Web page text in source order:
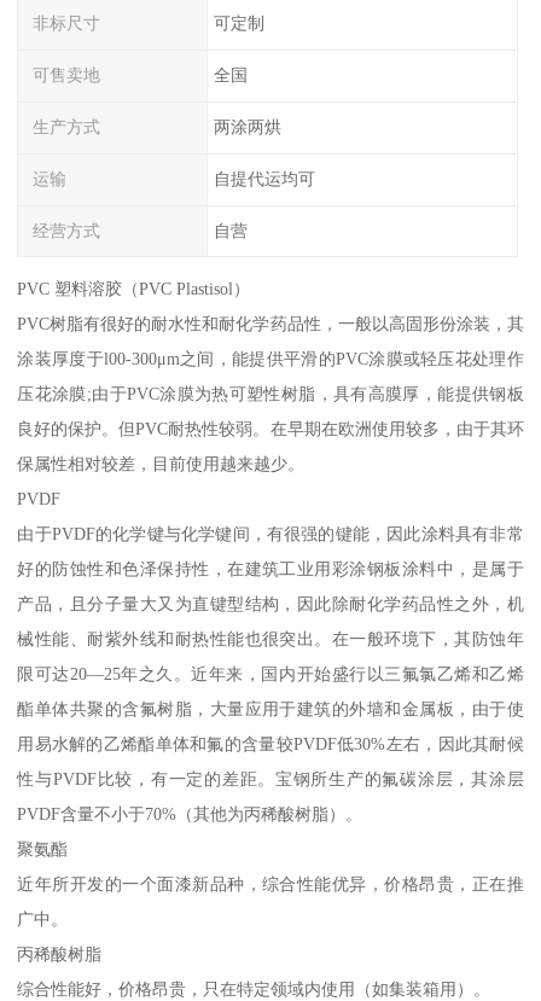
非标尺寸 可定制
可售卖地 全国
生产方式 两涂两烘
运输 自提代运均可
经营方式 自营
PVC 塑料溶胶（PVC Plastisol）
PVC树脂有很好的耐水性和耐化学药品性，一般以高固形份涂装，其
涂装厚度于l00-300μm之间，能提供平滑的PVC涂膜或轻压花处理作
压花涂膜;由于PVC涂膜为热可塑性树脂，具有高膜厚，能提供钢板
良好的保护。但PVC耐热性较弱。在早期在欧洲使用较多，由于其环
保属性相对较差，目前使用越来越少。
PVDF
由于PVDF的化学键与化学键间，有很强的键能，因此涂料具有非常
好的防蚀性和色泽保持性，在建筑工业用彩涂钢板涂料中，是属于
产品，且分子量大又为直键型结构，因此除耐化学药品性之外，机
械性能、耐紫外线和耐热性能也很突出。在一般环境下，其防蚀年
限可达20—25年之久。近年来，国内开始盛行以三氟氯乙烯和乙烯
酯单体共聚的含氟树脂，大量应用于建筑的外墙和金属板，由于使
用易水解的乙烯酯单体和氟的含量较PVDF低30%左右，因此其耐候
性与PVDF比较，有一定的差距。宝钢所生产的氟碳涂层，其涂层
PVDF含量不小于70%（其他为丙稀酸树脂）。
聚氨酯
近年所开发的一个面漆新品种，综合性能优异，价格昂贵，正在推
广中。
丙稀酸树脂
综合性能好，价格昂贵，只在特定领域内使用（如集装箱用）。